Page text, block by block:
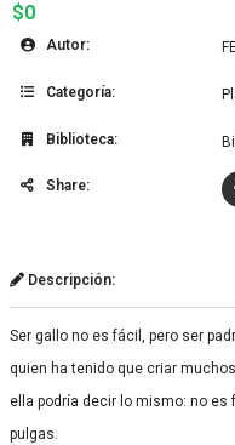
$0
Autor:
Categoría:
Biblioteca:
Share:
Descripción:
Ser gallo no es fácil, pero ser
quien ha tenido que criar
ella podría decir lo mismo: no
pulgas.